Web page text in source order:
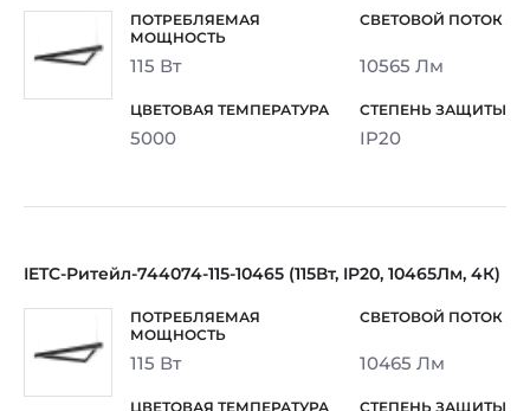
115 Вт 10565 Лм
5000 IP20
IETC-Ритейл-744074-115-10465 (115Вт, IP20, 10465Лм, 4К)
115 Вт 10465 Лм